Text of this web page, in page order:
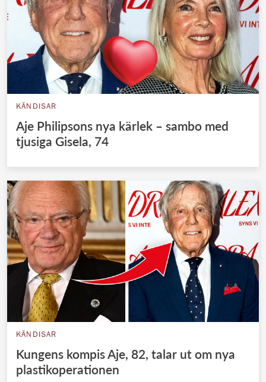
KÄNDISAR
Aje Philipsons nya kärlek – sambo med
tjusiga Gisela, 74
KÄNDISAR
Kungens kompis Aje, 82, talar ut om nya
plastikoperationen